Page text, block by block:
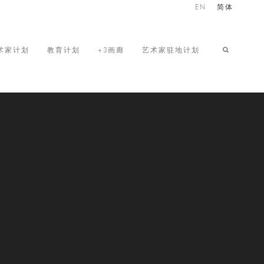
家计划 教育计划 +3画廊 艺术家驻地计划
EN 简体